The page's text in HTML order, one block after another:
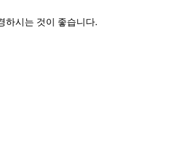
하시는 것이 좋습니다.